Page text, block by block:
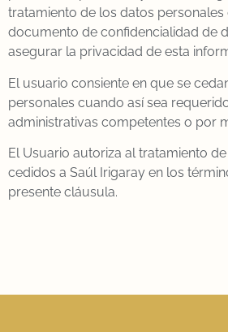
tratamiento de los datos
documento de confidencialidad de
asegurar la privacidad de esta
El usuario consiente en que se
personales cuando así sea
administrativas competentes o por
El Usuario autoriza al tratamiento
cedidos a Saúl Irigaray en los
presente cláusula.